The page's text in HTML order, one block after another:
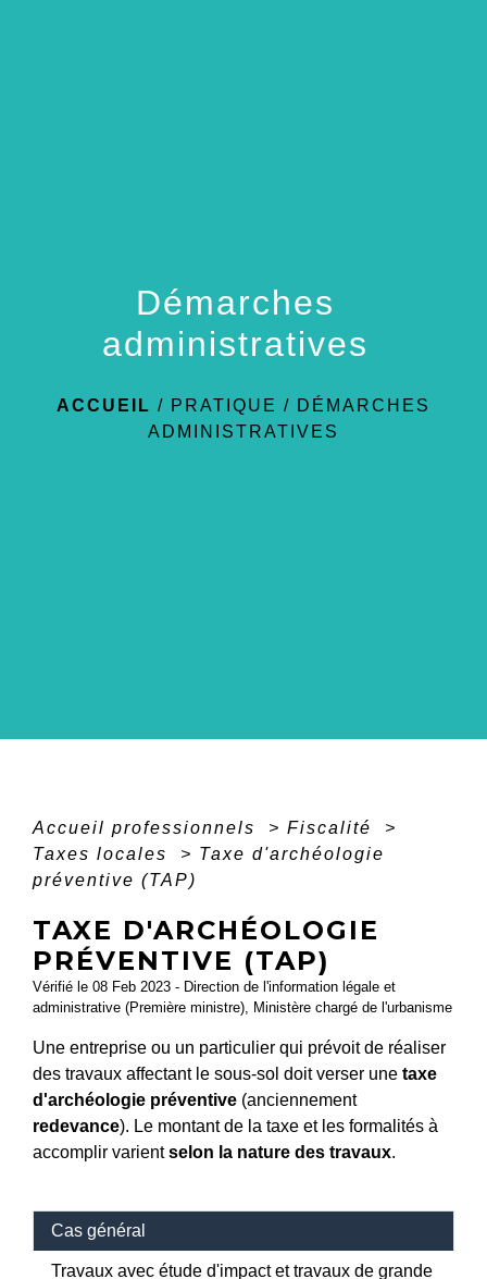
Démarches
administratives
ACCUEIL / PRATIQUE / DÉMARCHES
ADMINISTRATIVES
Accueil professionnels > Fiscalité
>
Taxes locales
> Taxe d'archéologie
préventive (TAP)
TAXE D'ARCHÉOLOGIE
PRÉVENTIVE (TAP)
Vérifié le 08 Feb 2023 - Direction de l'information légale et
administrative (Première ministre), Ministère chargé de l'urbanisme
Une entreprise ou un particulier qui prévoit de réaliser
des travaux affectant le sous-sol doit verser une taxe
d'archéologie préventive (anciennement
redevance). Le montant de la taxe et les formalités à
accomplir varientselon la nature des travaux.
Cas général
Travaux avec étude d'impact et travaux de grande